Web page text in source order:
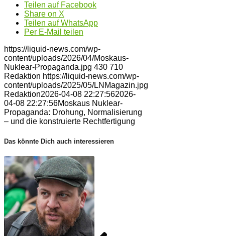
Teilen auf Facebook
Share on X
Teilen auf WhatsApp
Per E-Mail teilen
https://liquid-news.com/wp-
content/uploads/2026/04/Moskaus-
Nuklear-Propaganda.jpg 430 710
Redaktion https://liquid-news.com/wp-
content/uploads/2025/05/LNMagazin.jpg
Redaktion2026-04-08 22:27:562026-
04-08 22:27:56Moskaus Nuklear-
Propaganda: Drohung, Normalisierung
– und die konstruierte Rechtfertigung
Das könnte Dich auch interessieren